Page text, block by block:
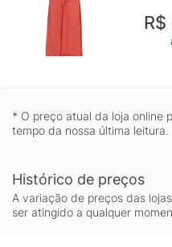
* O preço atual da loja online
tempo da nossa última leitura.
Histórico de preços
A variação de preços das
ser atingido a qualquer